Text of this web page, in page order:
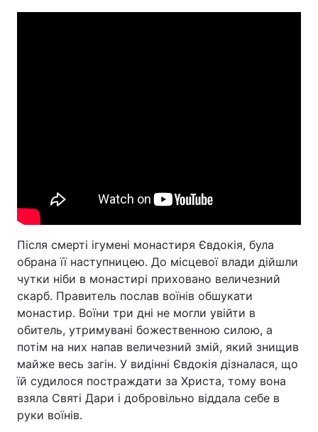
Після смерті ігумені монастиря Євдокія, була
обрана її наступницею. До місцевої влади дійшли
чутки ніби в монастирі приховано величезний
скарб. Правитель послав воїнів обшукати
монастир. Воїни три дні не могли увійти в
обитель, утримувані божественною силою, а
потім на них напав величезний змій, який знищив
майже весь загін. У видінні Євдокія дізналася, що
їй судилося постраждати за Христа, тому вона
взяла Святі Дари і добровільно віддала себе в
руки воїнів.